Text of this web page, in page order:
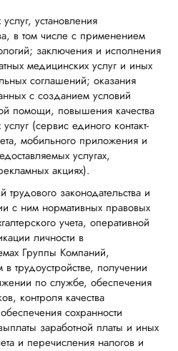
установления
в том числе с применением
заключения и исполнения
медицинских услуг и иных
соглашений; оказания
с созданием условий
помощи, повышения качества
(сервис единого контакт-
мобильного приложения и
услугах,
акциях).
трудового законодательства и
с ним нормативных правовых
учета, оперативной
личности в
Группы Компаний,
в трудоустройстве, получении
по службе, обеспечения
контроля качества
сохранности
заработной платы и иных
и перечисления налогов и